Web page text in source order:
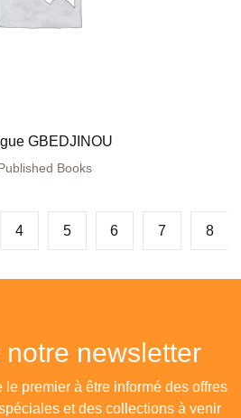
GBEDJINOU
Books
4 5 6 7 8
newsletter
le premier à être informé des offres
et des collections à venir